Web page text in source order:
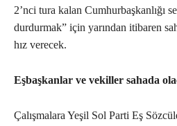
2’nci tura kalan Cumhurbaşkanlığı
durdurmak” için yarından itibaren
hız verecek.
Eşbaşkanlar ve vekiller sahada
Çalışmalara Yeşil Sol Parti Eş